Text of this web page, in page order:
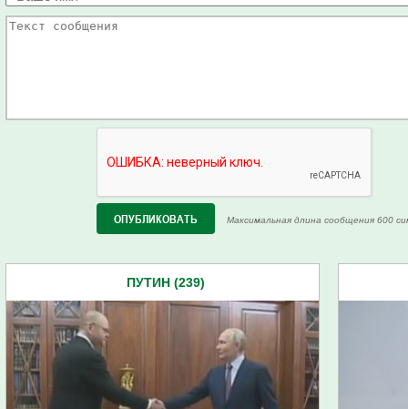
Максимальная длина сообщения 600
ПУТИН (239)